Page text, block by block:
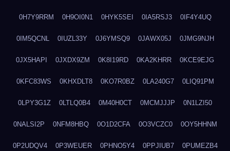
0H7Y9RRM 0H9OI0N1 0HYK5SEI 0IA5RSJ3 0IF4Y4UQ
0IM5QCNL 0IUZL33Y 0J6YMSQ9 0JAWX05J 0JMG9NJH
0JX5HAPI 0JXDX9ZM 0K8I19RD 0KA2KHRR 0KCE9EJG
0KFC83WS 0KHXDLT8 0KO7R0BZ 0LA240G7 0LIQ91PM
0LPY3G1Z 0LTLQ0B4 0M40H0CT 0MCMJJJP 0N1LZI50
0NALSI2P 0NFM8HBQ 0O1D2CFA 0O3VCZC0 0OY5HHNM
0P2UDQV4 0P3WEUER 0PHNO5Y4 0PPJIUB7 0PUMEZB4